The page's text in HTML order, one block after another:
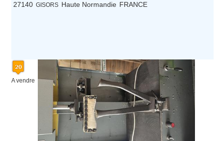
27140 GISORS Haute Normandie FRANCE
A vendre